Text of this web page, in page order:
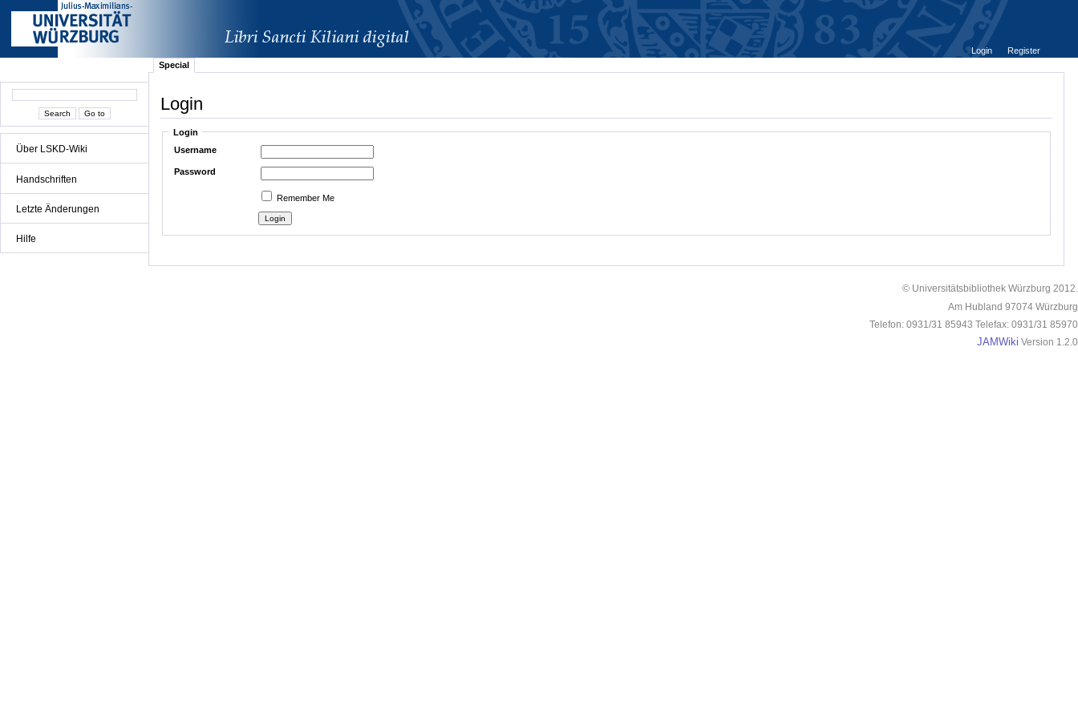
Über LSKD-Wiki
Handschriften
Letzte Änderungen
Hilfe
Login
Register
Special
Login
Login
Username
Password
Remember Me
© Universitätsbibliothek Würzburg 2012.
Am Hubland 97074 Würzburg
Telefon: 0931/31 85943 Telefax: 0931/31 85970
JAMWiki Version 1.2.0